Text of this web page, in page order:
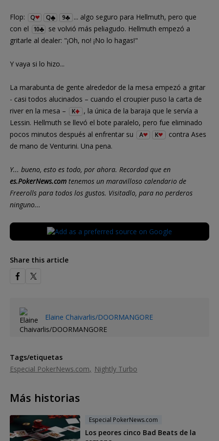
Flop: Q Q 9
... algo seguro para Hellmuth, pero que
con el
10
se volvió más peliagudo. Hellmuth empezó a
gritarle al dealer: "¡Oh, no! ¡No lo hagas!"
Y vaya si lo hizo...
La marabunta de gente alrededor de la mesa empezó a gritar
- casi todos alucinados – cuando el croupier puso la carta de
river en la mesa –
K
, la única de la baraja que le servía a
Lessin. Hellmuth se llevó el bote paralelo, pero fue eliminado
pocos minutos después al enfrentar su
A K
contra Ases
de mano de Venturini. Una pena.
Y... bueno, esto es todo, por ahora. Recordad que en
es.PokerNews.com tenemos un maravilloso calendario de
Freerolls para todos los gustos. Visitadlo, para no perderos
ninguno...
Share this article
Elaine Chaivarlis/DOORMANGORE
Tags/etiquetas
Especial PokerNews.com
Nightly Turbo
Más historias
Especial PokerNews.com
Los peores cinco Bad Beats de la